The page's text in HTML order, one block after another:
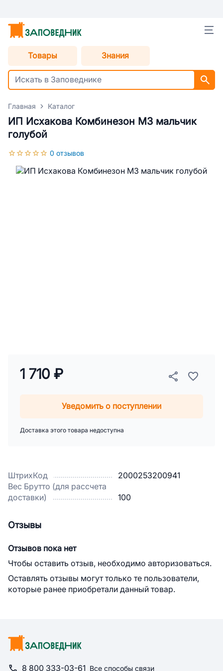
Товары Знания
Главная Каталог
ИП Исхакова Комбинезон М3 мальчик
голубой
0 отзывов
ШтрихКод
2000253200941
Вес Брутто (для рассчета
доставки)
100
1 710 ₽
Уведомить о поступлении
Доставка этого товара недоступна
Отзывы
Отзывов пока нет
Чтобы оставить отзыв, необходимо авторизоваться.
Оставлять отзывы могут только те пользователи,
которые ранее приобретали данный товар.
8 800 333-03-61 Все способы связи